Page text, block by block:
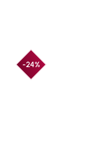
-24%